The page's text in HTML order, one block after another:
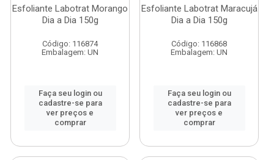
Esfoliante Labotrat Morango
Dia a Dia 150g
Código: 116874
Embalagem: UN
Faça seu login ou
cadastre-se para
ver preços e
comprar
Esfoliante Labotrat Maracujá
Dia a Dia 150g
Código: 116868
Embalagem: UN
Faça seu login ou
cadastre-se para
ver preços e
comprar